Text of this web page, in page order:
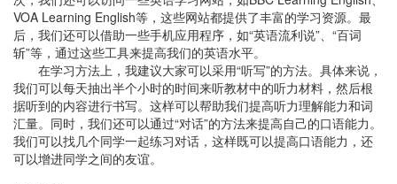
VOA Learning English等，这些网站都提供了丰富的学习资源。最
后，我们还可以借助一些手机应用程序，如“英语流利说”、“百词
斩”等，通过这些工具来提高我们的英语水平。
在学习方法上，我建议大家可以采用“听写”的方法。具体来说，
我们可以每天抽出半个小时的时间来听教材中的听力材料，然后根
据听到的内容进行书写。这样可以帮助我们提高听力理解能力和词
汇量。同时，我们还可以通过“对话”的方法来提高自己的口语能力。
我们可以找几个同学一起练习对话，这样既可以提高口语能力，还
可以增进同学之间的友谊。